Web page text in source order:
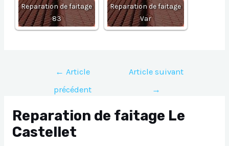
Reparation de faitage
83
Reparation de faitage
Var
Navigation
l’article
← Article
précédent
Article suivant
→
Reparation de faitage Le
Castellet